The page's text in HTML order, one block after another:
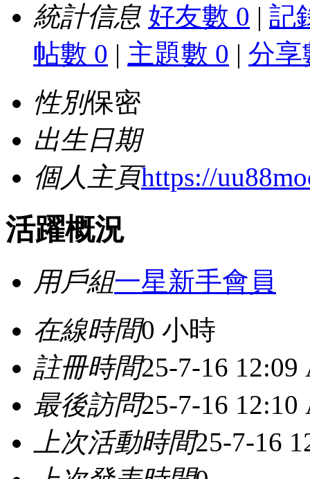
統計信息 好友數 0 | 記
帖數 0 | 主題數 0 | 分享
性別保密
出生日期
個人主頁https://
活躍概況
用戶組一星新手會員
在線時間0 小時
註冊時間25-7-16 12:09
最後訪問25-7-16 12:10
上次活動時間25-7-16